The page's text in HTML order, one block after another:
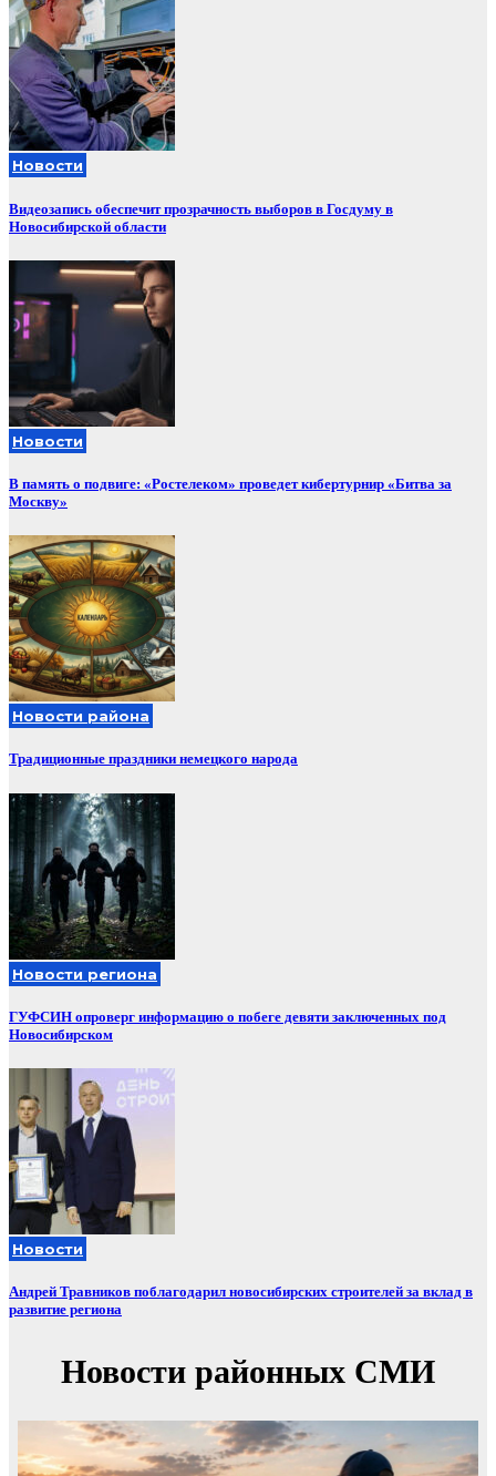
Новости
Видеозапись обеспечит прозрачность выборов в Госдуму в
Новосибирской области
Новости
В память о подвиге: «Ростелеком» проведет кибертурнир «Битва за
Москву»
Новости района
Традиционные праздники немецкого народа
Новости региона
ГУФСИН опроверг информацию о побеге девяти заключенных под
Новосибирском
Новости
Андрей Травников поблагодарил новосибирских строителей за вклад в
развитие региона